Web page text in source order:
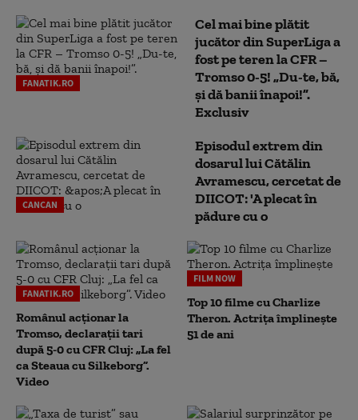
FANATIK.RO
Cel mai bine plătit
jucător din SuperLiga a
fost pe teren la CFR –
Tromso 0-5! „Du-te, bă,
și dă banii înapoi!”.
Exclusiv
CANCAN
Episodul extrem din
dosarul lui Cătălin
Avramescu, cercetat de
DIICOT: 'A plecat în
pădure cu o
FANATIK.RO
Românul acționar la
Tromso, declarații tari
după 5-0 cu CFR Cluj: „La fel
ca Steaua cu Silkeborg”.
Video
FILM NOW
Top 10 filme cu Charlize
Theron. Actrița împlinește
51 de ani